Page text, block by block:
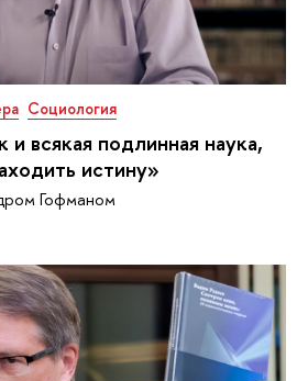
Социология
всякая подлинная наука,
истину»
Гофманом